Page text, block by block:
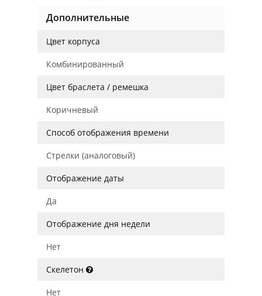
Дополнительные
Цвет корпуса
Комбинированный
Цвет браслета / ремешка
Коричневый
Способ отображения времени
Стрелки (аналоговый)
Отображение даты
Да
Отображение дня недели
Нет
Скелетон
Нет